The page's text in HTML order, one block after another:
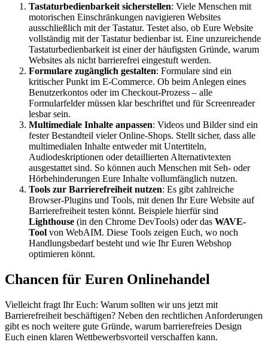
Tastaturbedienbarkeit sicherstellen: Viele Menschen mit
motorischen Einschränkungen navigieren Websites
ausschließlich mit der Tastatur. Testet also, ob Eure Website
vollständig mit der Tastatur bedienbar ist. Eine unzureichende
Tastaturbedienbarkeit ist einer der häufigsten Gründe, warum
Websites als nicht barrierefrei eingestuft werden.
Formulare zugänglich gestalten: Formulare sind ein
kritischer Punkt im E-Commerce. Ob beim Anlegen eines
Benutzerkontos oder im Checkout-Prozess – alle
Formularfelder müssen klar beschriftet und für Screenreader
lesbar sein.
Multimediale Inhalte anpassen: Videos und Bilder sind ein
fester Bestandteil vieler Online-Shops. Stellt sicher, dass alle
multimedialen Inhalte entweder mit Untertiteln,
Audiodeskriptionen oder detaillierten Alternativtexten
ausgestattet sind. So können auch Menschen mit Seh- oder
Hörbehinderungen Eure Inhalte vollumfänglich nutzen.
Tools zur Barrierefreiheit nutzen: Es gibt zahlreiche
Browser-Plugins und Tools, mit denen Ihr Eure Website auf
Barrierefreiheit testen könnt. Beispiele hierfür sind
Lighthouse (in den Chrome DevTools) oder das WAVE-
Tool von WebAIM. Diese Tools zeigen Euch, wo noch
Handlungsbedarf besteht und wie Ihr Euren Webshop
optimieren könnt.
Chancen für Euren Onlinehandel
Vielleicht fragt Ihr Euch: Warum sollten wir uns jetzt mit
Barrierefreiheit beschäftigen? Neben den rechtlichen Anforderungen
gibt es noch weitere gute Gründe, warum barrierefreies Design
Euch einen klaren Wettbewerbsvorteil verschaffen kann.